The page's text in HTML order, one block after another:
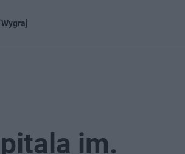
Wygraj
im.